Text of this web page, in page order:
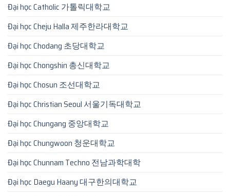
Đại học Catholic 가톨릭대학교
Đại học Cheju Halla 제주한라대학교
Đại học Chodang 초당대학교
Đại học Chongshin 총신대학교
Đại học Chosun 조선대학교
Đại học Christian Seoul 서울기독대학교
Đại học Chungang 중앙대학교
Đại học Chungwoon 청운대학교
Đại học Chunnam Techno 전남과학대학
Đại học Daegu Haany 대구한의대학교